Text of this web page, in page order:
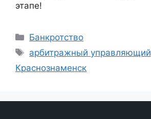
этапе!
Рубрики
Банкротство
Метки
арбитражный управляющий
Краснознаменск